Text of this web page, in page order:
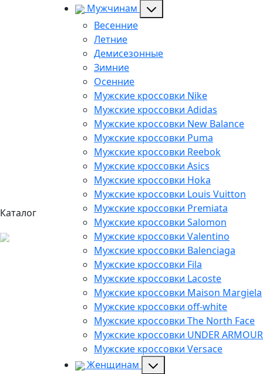
Каталог
Мужчинам
Весенние
Летние
Демисезонные
Зимние
Осенние
Мужские кроссовки Nike
Мужские кроссовки Adidas
Мужские кроссовки New Balance
Мужские кроссовки Puma
Мужские кроссовки Reebok
Мужские кроссовки Asics
Мужские кроссовки Hoka
Мужские кроссовки Louis Vuitton
Мужские кроссовки Premiata
Мужские кроссовки Salomon
Мужские кроссовки Valentino
Мужские кроссовки Balenciaga
Мужские кроссовки Fila
Мужские кроссовки Lacoste
Мужские кроссовки Maison Margiela
Мужские кроссовки off-white
Мужские кроссовки The North Face
Мужские кроссовки UNDER ARMOUR
Мужские кроссовки Versace
Женщинам